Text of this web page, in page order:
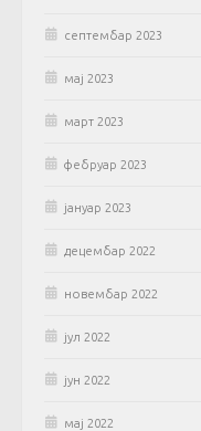
септембар 2023
мај 2023
март 2023
фебруар 2023
јануар 2023
децембар 2022
новембар 2022
јул 2022
јун 2022
мај 2022